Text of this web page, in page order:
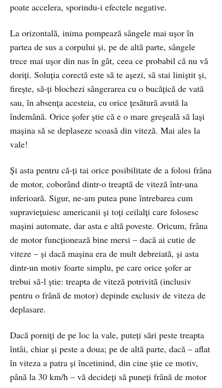
poate accelera, sporindu-i efectele negative.
La orizontală, inima pompează sângele mai ușor în
partea de sus a corpului și, pe de altă parte, sângele
trece mai ușor din nas în gât, ceea ce probabil că nu vă
doriți. Soluția corectă este să te așezi, să stai liniștit și,
firește, să-ți blochezi sângerarea cu o bucățică de vată
sau, în absența acesteia, cu orice țesătură avută la
îndemână. Orice șofer știe că e o mare greșeală să lași
mașina să se deplaseze scoasă din viteză. Mai ales la
vale!
Și asta pentru că-ți tai orice posibilitate de a folosi frâna
de motor, coborând dintr-o treaptă de viteză într-una
inferioară. Sigur, ne-am putea pune întrebarea cum
supraviețuiesc americanii și toți ceilalți care folosesc
mașini automate, dar asta e altă poveste. Oricum, frâna
de motor funcționează bine mersi – dacă ai cutie de
viteze – și dacă mașina era de mult debreiată, și asta
dintr-un motiv foarte simplu, pe care orice șofer ar
trebui să-l știe: treapta de viteză potrivită (inclusiv
pentru o frână de motor) depinde exclusiv de viteza de
deplasare.
Dacă porniți de pe loc la vale, puteți sări peste treapta
întâi, chiar și peste a doua; pe de altă parte, dacă – aflat
în viteza a patra și încetinind, din cine știe ce motiv,
până la 30 km/h – vă decideți să puneți frână de motor